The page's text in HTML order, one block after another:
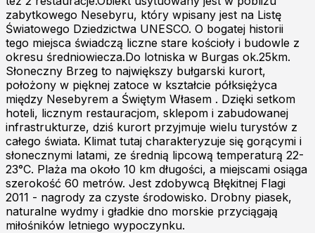
zabytkowego Nesebyru, który wpisany jest na Listę
Światowego Dziedzictwa UNESCO. O bogatej historii
tego miejsca świadczą liczne stare kościoły i budowle z
okresu średniowiecza.Do lotniska w Burgas ok.25km.
Słoneczny Brzeg to największy bułgarski kurort,
położony w pięknej zatoce w kształcie półksiężyca
między Nesebyrem a Świętym Własem . Dzięki setkom
hoteli, licznym restauracjom, sklepom i zabudowanej
infrastrukturze, dziś kurort przyjmuje wielu turystów z
całego świata. Klimat tutaj charakteryzuje się gorącymi i
słonecznymi latami, ze średnią lipcową temperaturą 22-
23°C. Plaża ma około 10 km długości, a miejscami osiąga
szerokość 60 metrów. Jest zdobywcą Błękitnej Flagi
2011 - nagrody za czyste środowisko. Drobny piasek,
naturalne wydmy i gładkie dno morskie przyciągają
miłośników letniego wypoczynku.